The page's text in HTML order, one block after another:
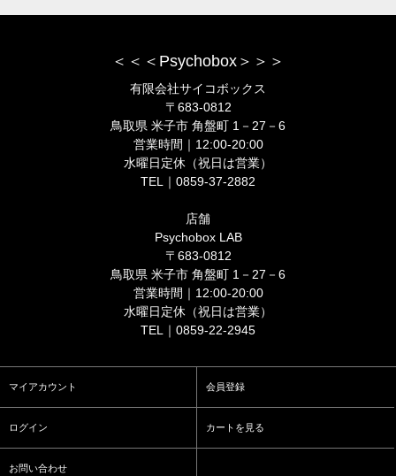
＜＜＜Psychobox＞＞＞
有限会社サイコボックス
〒683-0812
鳥取県 米子市 角盤町 1－27－6
営業時間｜12:00-20:00
水曜日定休（祝日は営業）
TEL｜0859-37-2882
店舗
Psychobox LAB
〒683-0812
鳥取県 米子市 角盤町 1－27－6
営業時間｜12:00-20:00
水曜日定休（祝日は営業）
TEL｜0859-22-2945
マイアカウント 会員登録
ログイン カートを見る
お問い合わせ